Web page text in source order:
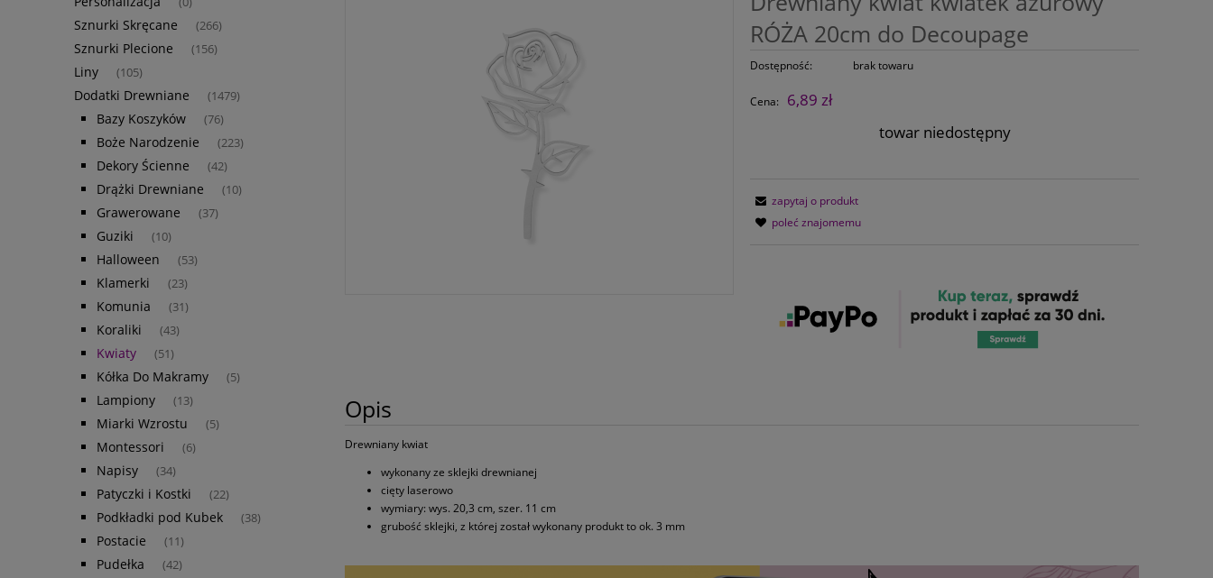
Sznurki Skręcane (266)
Sznurki Plecione (156)
Liny (105)
Dodatki Drewniane (1479)
Bazy Koszyków (76)
Boże Narodzenie (223)
Dekory Ścienne (42)
Drążki Drewniane (10)
Grawerowane (37)
Guziki (10)
Halloween (53)
Klamerki (23)
Komunia (31)
Koraliki (43)
Kwiaty (51)
Kółka Do Makramy (5)
Lampiony (13)
Miarki Wzrostu (5)
Montessori (6)
Napisy (34)
Patyczki i Kostki (22)
Podkładki pod Kubek (38)
Postacie (11)
Pudełka (42)
RÓŻA 20cm do Decoupage
Dostępność: brak towaru
Cena:
6,89 zł
towar niedostępny
zapytaj o produkt
poleć znajomemu
Opis
Drewniany kwiat
wykonany ze sklejki drewnianej
cięty laserowo
wymiary: wys. 20,3 cm, szer. 11 cm
grubość sklejki, z której został wykonany produkt to ok. 3 mm